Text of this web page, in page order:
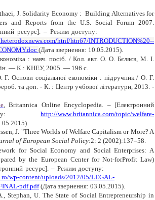
J. Solidarity Economy:Building Alternatives for
and Reports from the U.S. Social Forum 2007.
ресурс]. – Режим доступу:
htnf/htn67/INTRODUCTION%20--
(Дата звернення: 10.05.2015).
: навч. посіб. / Кол. авт. О. О. Бєляєв, М. І.
ін. — К.: КНЕУ, 2005. — 196 с.
Г. Основи соціальної економіки : підручник / О. Г.
та доп. - К. : Центр учбової літератури, 2013. -
,Britannica Online Encyclopedia. – [Електронний
http://www.britannica.com/topic/welfare-
.05.2015).
J. "Three Worlds of Welfare Capitalism or More? A
of European Social Policy:2: 2 (2002):137–58.
for Social Economy and Social Enterprises: A
by the European Center for Not-forProfit Law)
ресурс]. – Режим доступу:
wp-content/uploads/2012/05/LEGAL-
pdf.pdf (Дата звернення: 03.05.2015).
Stephan, U. The State of Social Entrepreneurship in